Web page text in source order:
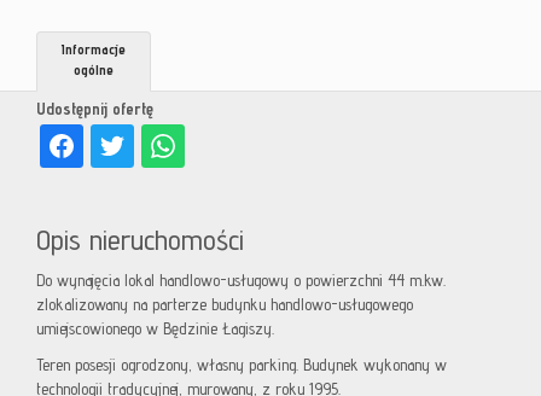
Udostępnij ofertę
Informacje
ogólne
Opis nieruchomości
Do wynajęcia lokal handlowo-usługowy o powierzchni 44 m.kw.
zlokalizowany na parterze budynku handlowo-usługowego
umiejscowionego w Będzinie Łagiszy.
Teren posesji ogrodzony, własny parking. Budynek wykonany w
technologii tradycyjnej, murowany, z roku 1995.